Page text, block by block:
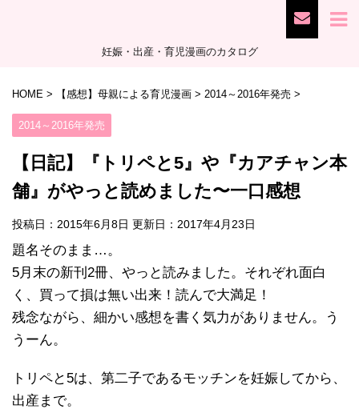
妊娠・出産・育児漫画のカタログ
HOME > 【感想】母親による育児漫画 > 2014～2016年発売 >
2014～2016年発売
【日記】『トリペと5』や『カアチャン本
舗』がやっと読めました〜一口感想
投稿日：2015年6月8日 更新日： 2017年4月23日
題名そのまま…。
5月末の新刊2冊、やっと読みました。それぞれ面白
く、買って損は無い出来！読んで大満足！
残念ながら、細かい感想を書く気力がありません。う
うーん。
トリペと5は、第二子であるモッチンを妊娠してから、
出産まで。